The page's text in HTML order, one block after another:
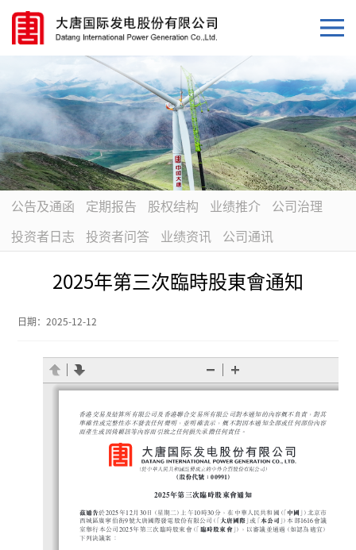
公告及通函 定期报告 股权结构 业绩推介
公司治理
投资者日志
投资者问答 业绩资讯 公司通讯
2025年第三次臨時股東會通知
日期：2025-12-12